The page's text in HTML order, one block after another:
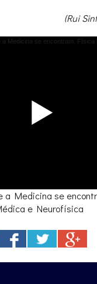
(Rui
a Medicina se
e Neurofísica